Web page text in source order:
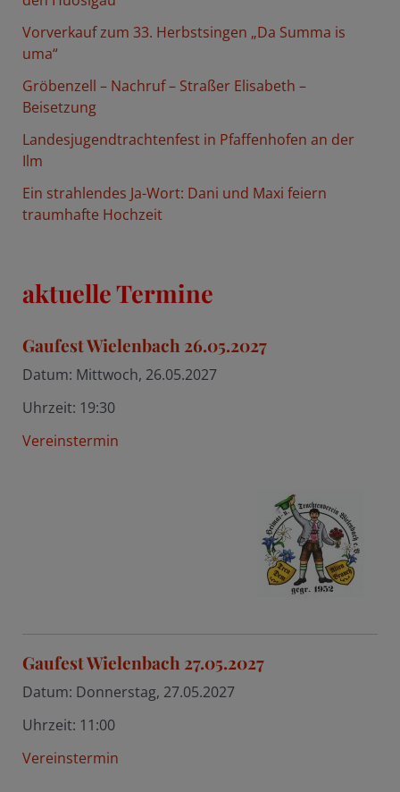
:
Vorverkauf zum 33. Herbstsingen „Da Summa is
uma“
Gröbenzell – Nachruf – Straßer Elisabeth –
Beisetzung
Landesjugendtrachtenfest in Pfaffenhofen an der
Ilm
Ein strahlendes Ja-Wort: Dani und Maxi feiern
traumhafte Hochzeit
aktuelle Termine
Gaufest Wielenbach 26.05.2027
Datum: Mittwoch, 26.05.2027
Uhrzeit: 19:30
Vereinstermin
Gaufest Wielenbach 27.05.2027
Datum: Donnerstag, 27.05.2027
Uhrzeit: 11:00
Vereinstermin